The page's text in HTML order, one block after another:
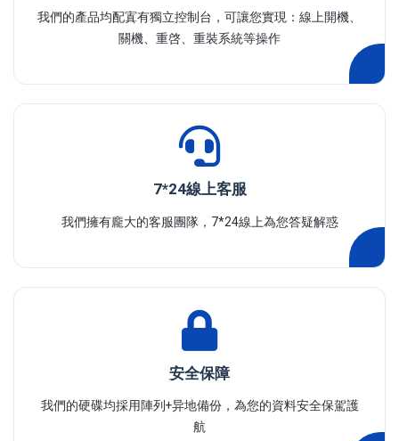
我們的產品均配寘有獨立控制台，可讓您實現：線上開機、
關機、重啓、重裝系統等操作
7*24線上客服
我們擁有龐大的客服團隊，7*24線上為您答疑解惑
安全保障
我們的硬碟均採用陣列+异地備份，為您的資料安全保駕護
航